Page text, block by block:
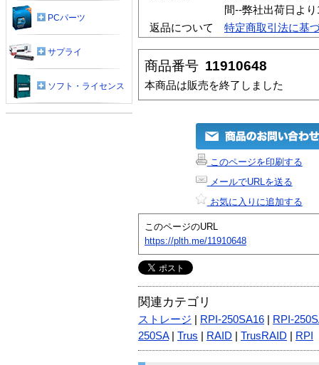
間--弊社出荷日よ
返品について
特定商取引法に基
商品番号 11910648
本商品は販売を終了しました
このページを印刷する
メールでURLを送る
お気に入りに追加する
このページのURL
https://plth.me/11910648
関連カテゴリ
ストレージ RPI-250SA16
RPI-
250SA| Trus RAID TrusRAID RPI
PCパーツ
サプライ
ソフト・ライセンス